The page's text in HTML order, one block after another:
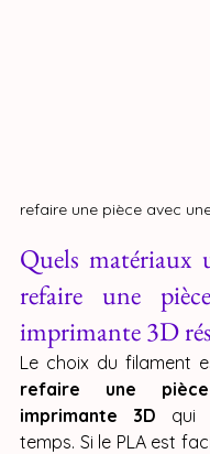
refaire une pièce avec
Quels matériaux
refaire une
imprimante 3D
refaire une
imprimante 3D qui
temps. Si le PLA est